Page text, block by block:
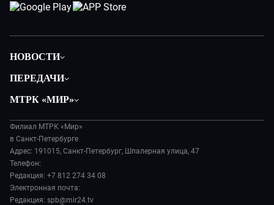
НОВОСТИ
Происшествия
Экономика
Культура
ПЕРЕДАЧИ
Игра в кино
Исторический детектив
Миллион за 5 минут
МИР. Мнение
Мировое соглашение
МТРК «МИР»
История
Руководство
Новости компании
Пресса о нас
Карьера
Филиал МТРК «Мир»
в Санкт-Петербурге
Адрес: 191015, Санкт-Петербург, Шпалерная улица, 47
Телефон:
Редакция: +7 812 274 34 08
Электронная почта:
Редакция: spb@mir24.tv